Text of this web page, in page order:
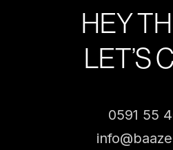
HEY
LET’S
0591 55